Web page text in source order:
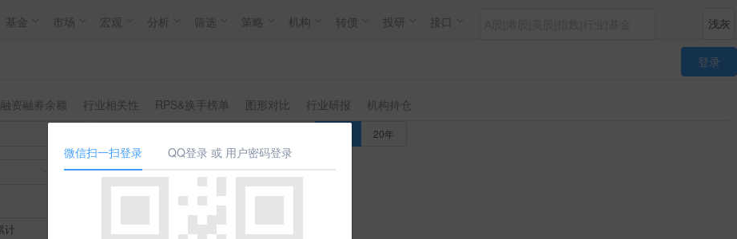
基金 市场 宏观 分析 筛选 策略 机构 转债 投研 接口
登录
微信扫一扫登录 QQ登录 或 用户密码登录
融资融券余额 行业相关性 RPS&换手榜单 图形对比 行业研报 机构持仓
20年